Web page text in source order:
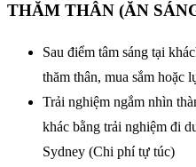
THĂM THÂN (ĂN
Sau điểm tâm sáng tại
thăm thân, mua sắm hoặc
Trải nghiệm ngắm nhìn
khác bằng trải nghiệm đi
Sydney (Chi phí tự túc)